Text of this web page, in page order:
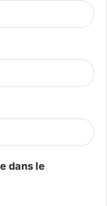
dans le